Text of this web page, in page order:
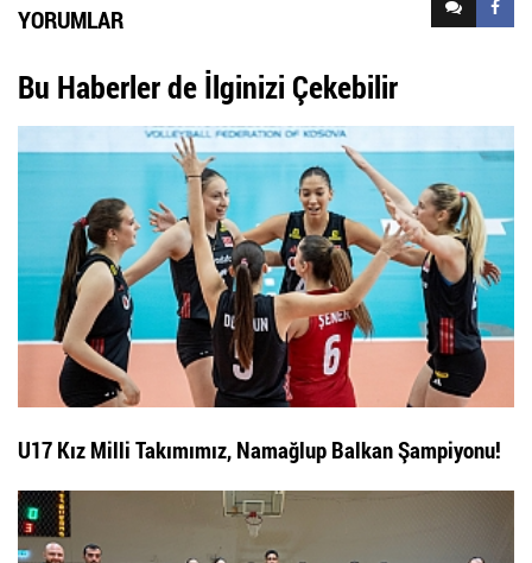
YORUMLAR
Bu Haberler de İlginizi Çekebilir
U17 Kız Milli Takımımız, Namağlup Balkan Şampiyonu!